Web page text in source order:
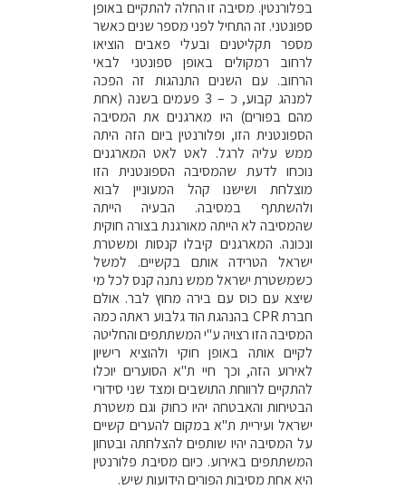
בפלורנטין. מסיבה זו החלה להתקיים באופן
ספונטני. זה התחיל לפני מספר שנים כאשר
מספר תקליטנים ובעלי פאבים הוציאו
לרחוב רמקולים באופן ספונטני לבאי
הרחוב. עם השנים התנהגות זה הפכה
למנהג קבוע, כ – 3 פעמים בשנה (אחת
מהם בפורים) היו מארגנים את המסיבה
הספונטנית הזו, ופלורנטין ביום הזה היתה
ממש עליה לרגל. לאט לאט המארגנים
נוכחו לדעת שהמסיבה הספונטנית הזו
מוצלחת ושישנו קהל המעוניין לבוא
ולהשתתף במסיבה. הבעיה הייתה
שהמסיבה לא הייתה מאורגנת בצורה חוקית
ונכונה. המארגנים קיבלו קנסות ומשטרת
ישראל הטרידה אותם בקשיים. למשל
כשמשטרת ישראל ממש נתנה קנס לכל מי
שיצא עם כוס עם בירה מחוץ לבר. אולם
חברת CPR בהנהגת הוד גלבוע ראתה כמה
המסיבה הזו רצויה ע"י המשתתפים והחליטה
לקיים אותה באופן חוקי ולהוציא רישיון
לאירוע הזה, וכך חיי ת"א הסוערים יוכלו
להתקיים לרווחת התושבים ומצד שני סידורי
הבטיחות והאבטחה יהיו כחוק וגם משטרת
ישראל ועיריית ת"א במקום להערים קשיים
על המסיבה יהיו שותפים להצלחתה ובטחון
המשתתפים באירוע. כיום מסיבת פלורנטין
היא אחת מסיבות הפורים הידועות שיש.